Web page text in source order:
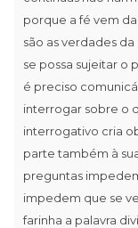
porque a fé vem
são as verdades
se possa sujeitar o
é preciso
interrogar sobre o
interrogativo cria
parte também à
preguntas
impedem que se
farinha a palavra